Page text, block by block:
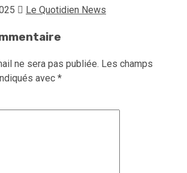
Le Quotidien News
ne sera pas publiée. Les champs
avec *